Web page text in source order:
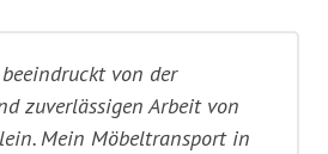
von der
zuverlässigen Arbeit von
Mein Möbeltransport in